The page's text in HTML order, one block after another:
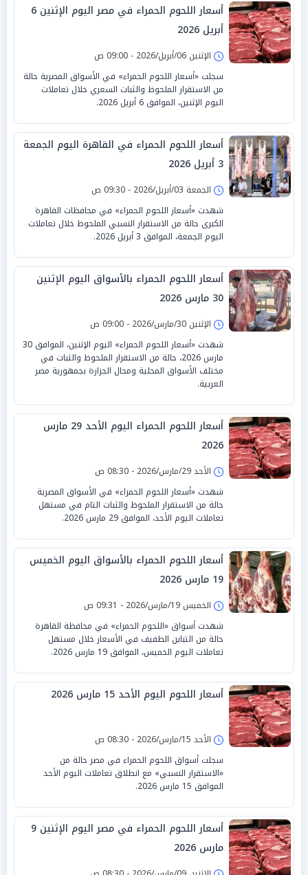
أسعار اللحوم الحمراء في مصر اليوم الإثنين 6
أبريل 2026
الإثنين 06/أبريل/2026 - 09:00 ص
سجلت «أسعار اللحوم الحمراء» في الأسواق المصرية حالة
من الاستقرار الملحوظ والثبات السعري خلال تعاملات
اليوم الإثنين، الموافق 6 أبريل 2026.
أسعار اللحوم الحمراء في القاهرة اليوم الجمعة
3 أبريل 2026
الجمعة 03/أبريل/2026 - 09:30 ص
شهدت «أسعار اللحوم الحمراء» في محافظات القاهرة
الكبرى حالة من الاستقرار النسبي الملحوظ خلال تعاملات
اليوم الجمعة، الموافق 3 أبريل 2026.
أسعار اللحوم الحمراء بالأسواق اليوم الإثنين
30 مارس 2026
الإثنين 30/مارس/2026 - 09:00 ص
شهدت «أسعار اللحوم الحمراء» اليوم الإثنين، الموافق 30
مارس 2026، حالة من الاستقرار الملحوظ والثبات في
مختلف الأسواق المحلية ومحال الجزارة بجمهورية مصر
العربية.
أسعار اللحوم الحمراء اليوم الأحد 29 مارس
2026
الأحد 29/مارس/2026 - 08:30 ص
شهدت «أسعار اللحوم الحمراء» في الأسواق المصرية
حالة من الاستقرار الملحوظ والثبات التام في مستهل
تعاملات اليوم الأحد، الموافق 29 مارس 2026.
أسعار اللحوم الحمراء بالأسواق اليوم الخميس
19 مارس 2026
الخميس 19/مارس/2026 - 09:31 ص
شهدت أسواق «اللحوم الحمراء» في محافظة القاهرة
حالة من التباين الطفيف في الأسعار خلال مستهل
تعاملات اليوم الخميس، الموافق 19 مارس 2026.
أسعار اللحوم اليوم الأحد 15 مارس 2026
الأحد 15/مارس/2026 - 08:30 ص
سجلت أسواق اللحوم الحمراء في مصر حالة من
«الاستقرار النسبي» مع انطلاق تعاملات اليوم الأحد
الموافق 15 مارس 2026.
أسعار اللحوم الحمراء في مصر اليوم الإثنين 9
مارس 2026